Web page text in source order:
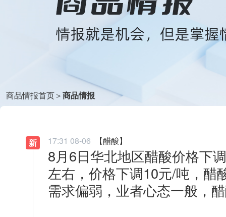
商品情报首页＞商品情报
新 17:31 08-06 【醋酸】
8月6日华北地区醋酸价格下
左右，价格下调10元/吨，醋
需求偏弱，业者心态一般，